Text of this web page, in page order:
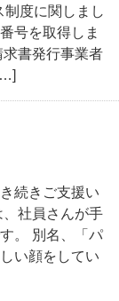
度に関しまし
号を取得しま
書発行事業者
続きご支援い
社員さんが手
。 別名、「パ
い顔をしてい